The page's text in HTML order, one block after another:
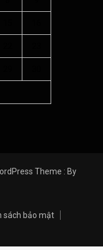
Theme : By
sách bảo mật